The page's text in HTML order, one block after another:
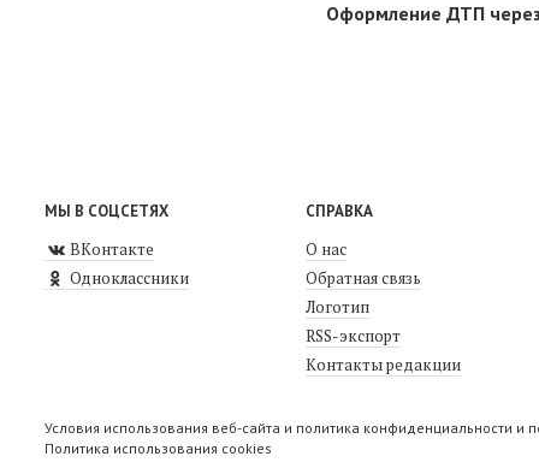
Оформление ДТП через
МЫ В СОЦСЕТЯХ
ВКонтакте
Одноклассники
СПРАВКА
О нас
Обратная связь
Логотип
RSS-экспорт
Контакты редакции
Условия использования веб-сайта и политика конфиденциальности и
Политика использования cookies